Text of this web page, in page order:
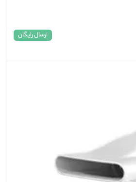
ارسال رایگان